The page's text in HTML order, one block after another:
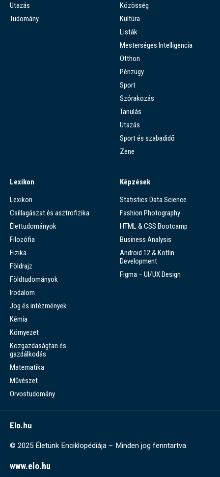
Utazás
Tudomány
Közösség
Kultúra
Listák
Mesterséges Intelligencia
Otthon
Pénzügy
Sport
Szórakozás
Tanulás
Utazás
Sport és szabadidő
Zene
Lexikon
Lexikon
Csillagászat és asztrofizika
Élettudományok
Filozófia
Fizika
Földrajz
Földtudományok
Irodalom
Jog és intézmények
Kémia
Környezet
Közgazdaságtan és
gazdálkodás
Matematika
Művészet
Orvostudomány
Képzések
Statistics Data Science
Fashion Photography
HTML & CSS Bootcamp
Business Analysis
Android 12 & Kotlin
Development
Figma – UI/UX Design
Elo.hu
© 2025 Életünk Enciklopédiája – Minden jog fenntartva.
www.elo.hu